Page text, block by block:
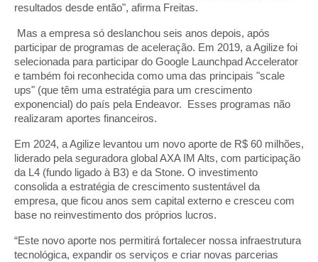
resultados desde então", afirma Freitas.
Mas a empresa só deslanchou seis anos depois, após
participar de programas de aceleração. Em 2019, a Agilize foi
selecionada para participar do Google Launchpad Accelerator
e também foi reconhecida como uma das principais "scale
ups" (que têm uma estratégia para um crescimento
exponencial) do país pela Endeavor. Esses programas não
realizaram aportes financeiros.
Em 2024, a Agilize levantou um novo aporte de R$ 60 milhões,
liderado pela seguradora global AXA IM Alts, com participação
da L4 (fundo ligado à B3) e da Stone. O investimento
consolida a estratégia de crescimento sustentável da
empresa, que ficou anos sem capital externo e cresceu com
base no reinvestimento dos próprios lucros.
“Este novo aporte nos permitirá fortalecer nossa infraestrutura
tecnológica, expandir os serviços e criar novas parcerias